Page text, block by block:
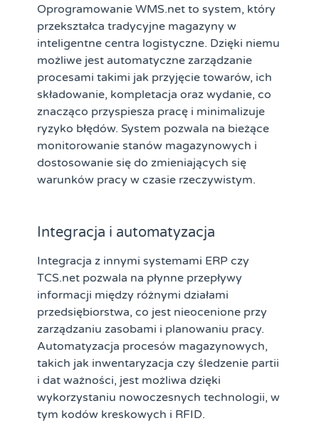
Oprogramowanie WMS.net to system, który
przekształca tradycyjne magazyny w
inteligentne centra logistyczne. Dzięki niemu
możliwe jest automatyczne zarządzanie
procesami takimi jak przyjęcie towarów, ich
składowanie, kompletacja oraz wydanie, co
znacząco przyspiesza pracę i minimalizuje
ryzyko błędów. System pozwala na bieżące
monitorowanie stanów magazynowych i
dostosowanie się do zmieniających się
warunków pracy w czasie rzeczywistym.
Integracja i automatyzacja
Integracja z innymi systemami ERP czy
TCS.net pozwala na płynne przepływy
informacji między różnymi działami
przedsiębiorstwa, co jest nieocenione przy
zarządzaniu zasobami i planowaniu pracy.
Automatyzacja procesów magazynowych,
takich jak inwentaryzacja czy śledzenie partii
i dat ważności, jest możliwa dzięki
wykorzystaniu nowoczesnych technologii, w
tym kodów kreskowych i RFID.